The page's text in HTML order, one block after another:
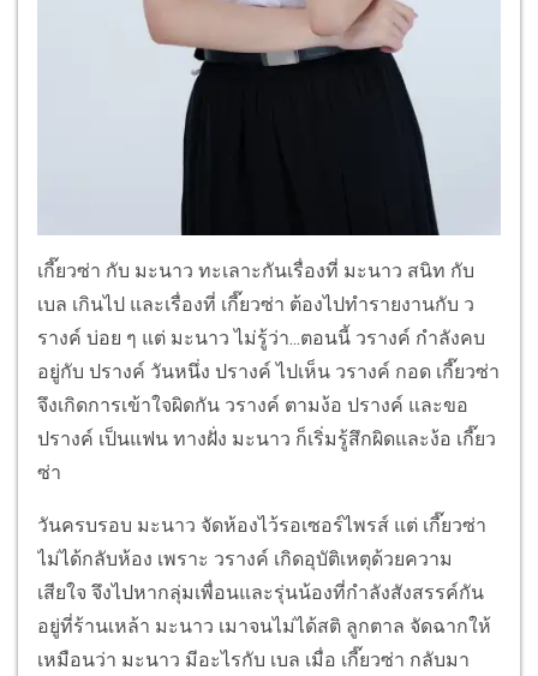
เกี๊ยวซ่า กับ มะนาว ทะเลาะกันเรื่องที่ มะนาว สนิท กับ
เบล เกินไป และเรื่องที่ เกี๊ยวซ่า ต้องไปทำรายงานกับ ว
รางค์ บ่อย ๆ แต่ มะนาว ไม่รู้ว่า...ตอนนี้ วรางค์ กำลังคบ
อยู่กับ ปรางค์ วันหนึ่ง ปรางค์ ไปเห็น วรางค์ กอด เกี๊ยวซ่า
จึงเกิดการเข้าใจผิดกัน วรางค์ ตามง้อ ปรางค์ และขอ
ปรางค์ เป็นแฟน ทางฝั่ง มะนาว ก็เริ่มรู้สึกผิดและง้อ เกี๊ยว
ซ่า
วันครบรอบ มะนาว จัดห้องไว้รอเซอร์ไพรส์ แต่ เกี๊ยวซ่า
ไม่ได้กลับห้อง เพราะ วรางค์ เกิดอุบัติเหตุด้วยความ
เสียใจ จึงไปหากลุ่มเพื่อนและรุ่นน้องที่กำลังสังสรรค์กัน
อยู่ที่ร้านเหล้า มะนาว เมาจนไม่ได้สติ ลูกตาล จัดฉากให้
เหมือนว่า มะนาว มีอะไรกับ เบล เมื่อ เกี๊ยวซ่า กลับมา